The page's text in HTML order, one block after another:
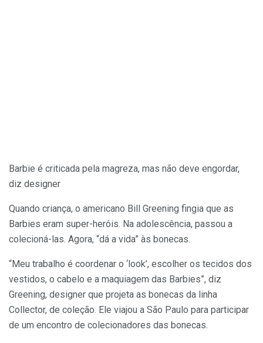
Barbie é criticada pela magreza, mas não deve engordar,
diz designer
Quando criança, o americano Bill Greening fingia que as
Barbies eram super-heróis. Na adolescência, passou a
colecioná-las. Agora, “dá a vida” às bonecas.
“Meu trabalho é coordenar o ‘look’, escolher os tecidos dos
vestidos, o cabelo e a maquiagem das Barbies”, diz
Greening, designer que projeta as bonecas da linha
Collector, de coleção. Ele viajou a São Paulo para participar
de um encontro de colecionadores das bonecas.